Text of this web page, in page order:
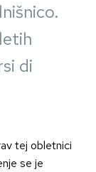
di
tej obletnici
se je